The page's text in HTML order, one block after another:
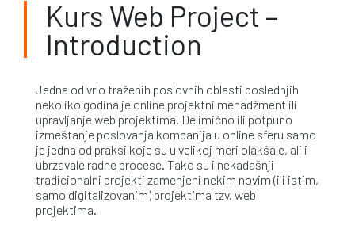
Kurs Web Project –
Introduction
Jedna od vrlo traženih poslovnih oblasti poslednjih
nekoliko godina je online projektni menadžment ili
upravljanje web projektima. Delimično ili potpuno
izmeštanje poslovanja kompanija u online sferu samo
je jedna od praksi koje su u velikoj meri olakšale, ali i
ubrzavale radne procese. Tako su i nekadašnji
tradicionalni projekti zamenjeni nekim novim (ili istim,
samo digitalizovanim) projektima tzv. web
projektima.